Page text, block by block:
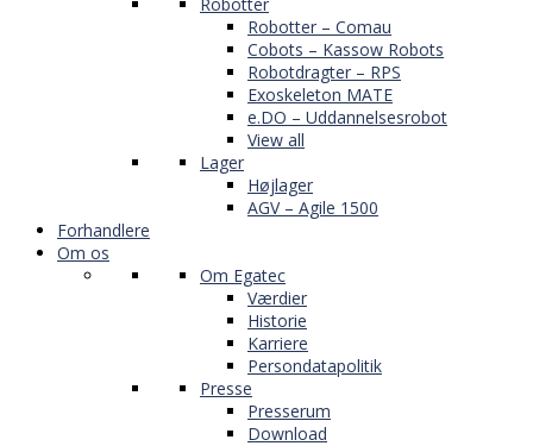
Robotter – Comau
Cobots – Kassow Robots
Robotdragter – RPS
Exoskeleton MATE
e.DO – Uddannelsesrobot
View all
Lager
Højlager
AGV – Agile 1500
Forhandlere
Om os
Om Egatec
Værdier
Historie
Karriere
Persondatapolitik
Presse
Presserum
Download